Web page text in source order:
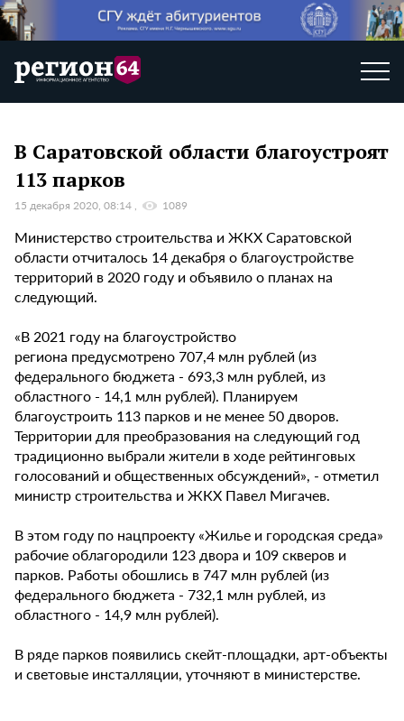
В Саратовской области благоустроят
113 парков
15 декабря 2020, 08:14 1089
Министерство строительства и ЖКХ Саратовской
области отчиталось 14 декабря о благоустройстве
территорий в 2020 году и объявило о планах на
следующий.
«В 2021 году на благоустройство
региона предусмотрено 707,4 млн рублей (из
федерального бюджета - 693,3 млн рублей, из
областного - 14,1 млн рублей). Планируем
благоустроить 113 парков и не менее 50 дворов.
Территории для преобразования на следующий год
традиционно выбрали жители в ходе рейтинговых
голосований и общественных обсуждений», - отметил
министр строительства и ЖКХ Павел Мигачев.
В этом году по нацпроекту «Жилье и городская среда»
рабочие облагородили 123 двора и 109 скверов и
парков. Работы обошлись в 747 млн рублей (из
федерального бюджета - 732,1 млн рублей, из
областного - 14,9 млн рублей).
В ряде парков появились скейт-площадки, арт-объекты
и световые инсталляции, уточняют в министерстве.